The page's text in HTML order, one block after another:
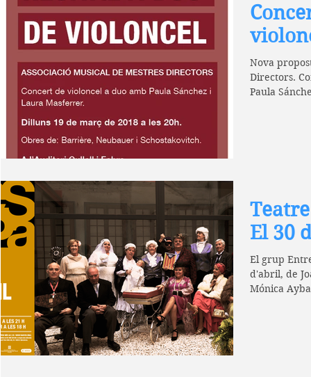
Nova
Directors. Concert de
Paula
El 30
El grup
d'abril, de
Mónica